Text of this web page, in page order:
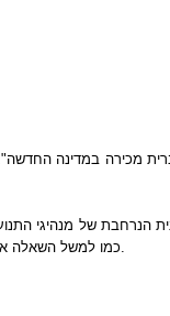
הנרחבת של מנהיגי
כמו למשלהשאלה אם להכריז על הקמת המדינה מיד עם סיום המנדט הבריטי. תצלומים מאוסף התצלומים של הארכיון הציוני מתעדים את האירוע הדרמטי.